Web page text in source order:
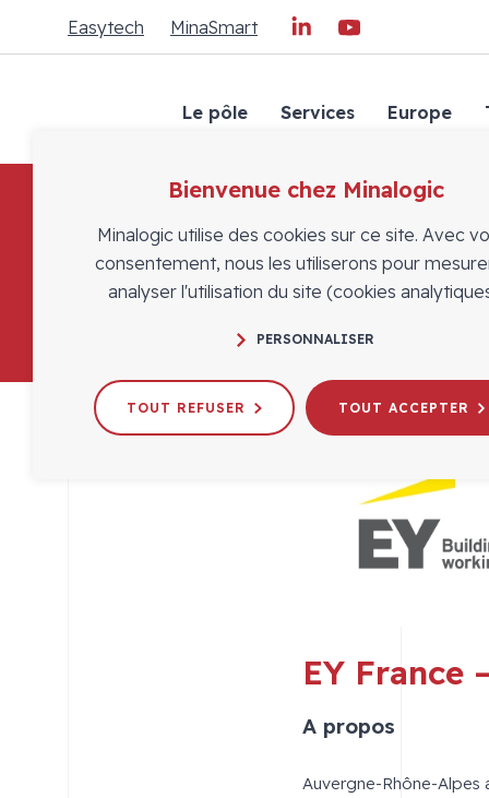
Easytech MinaSmart
Le pôle Services Europe
EY France
A propos
Auvergne-Rhône-Alpes
Bienvenue chez Minalogic
Minalogic utilise des cookies sur ce site. Avec
consentement, nous les utiliserons pour
analyser l'utilisation du site (cookies
PERSONNALISER
TOUT REFUSER TOUT ACCEPTER